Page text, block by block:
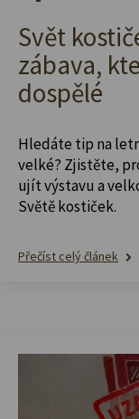
Svět
zábava,
dospělé
Hledáte tip na
velké? Zjistěte,
ujít výstavu a
Světě kostiček.
Přečíst celý článek